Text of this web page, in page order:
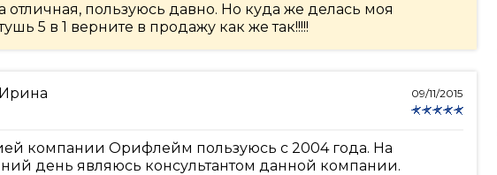
отличная, пользуюсь давно. Но куда же делась моя
5 в 1 верните в продажу как же так!!!!!
09/11/2015
компании Орифлейм пользуюсь с 2004 года. На
день являюсь консультантом данной компании.